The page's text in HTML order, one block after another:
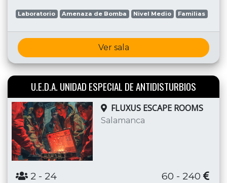
Laboratorio Amenaza de Bomba Nivel Medio Familias
Ver sala
U.E.D.A. UNIDAD ESPECIAL DE ANTIDISTURBIOS
FLUXUS ESCAPE ROOMS
Salamanca
2 - 24 60 - 240